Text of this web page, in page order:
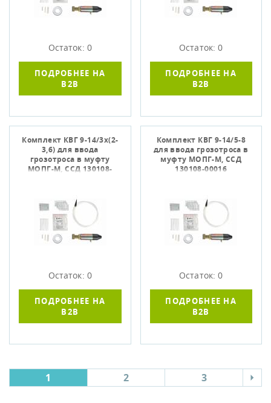
Остаток: 0
ПОДРОБНЕЕ НА
B2B
Остаток: 0
ПОДРОБНЕЕ НА
B2B
Комплект КВГ 9-14/3х(2-
3,6) для ввода
грозотроса в муфту
МОПГ-М, ССД 130108-
Остаток: 0
ПОДРОБНЕЕ НА
B2B
Комплект КВГ 9-14/5-8
для ввода грозотроса в
муфту МОПГ-М, ССД
130108-00016
Остаток: 0
ПОДРОБНЕЕ НА
B2B
1 2 3